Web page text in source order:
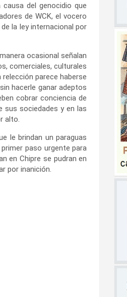
del genocidio que
de WCK, el vocero
la ley internacional por
ocasional señalan
comerciales, culturales
parece haberse
hacerle ganar adeptos
cobrar conciencia de
sus sociedades y en las
alto.
le brindan un paraguas
paso urgente para
en Chipre se pudran en
por inanición.